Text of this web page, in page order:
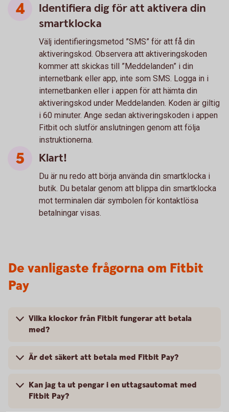
Identifiera dig för att aktivera din
smartklocka
Välj identifieringsmetod ”SMS” för att få din
aktiveringskod. Observera att aktiveringskoden
kommer att skickas till ”Meddelanden” i din
internetbank eller app, inte som SMS. Logga in i
internetbanken eller i appen för att hämta din
aktiveringskod under Meddelanden. Koden är giltig
i 60 minuter. Ange sedan aktiveringskoden i appen
Fitbit och slutför anslutningen genom att följa
instruktionerna.
Klart!
Du är nu redo att börja använda din smartklocka i
butik. Du betalar genom att blippa din smartklocka
mot terminalen där symbolen för kontaktlösa
betalningar visas.
De vanligaste frågorna om Fitbit
Pay
Vilka klockor från Fitbit fungerar att betala
med?
Är det säkert att betala med Fitbit Pay?
Kan jag ta ut pengar i en uttagsautomat med
Fitbit Pay?